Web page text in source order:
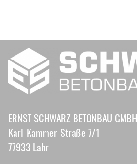
ERNST SCHWARZ BETONBAU GMBH
Karl-Kammer-Straße 7/1
77933 Lahr